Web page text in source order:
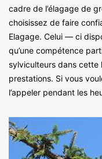
cadre de l’élagage de
choisissez de faire
Elagage. Celui — ci
qu’une compétence
sylviculteurs dans cette
prestations. Si vous
l’appeler pendant les